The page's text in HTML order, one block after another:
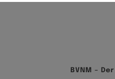
BV N M – Der